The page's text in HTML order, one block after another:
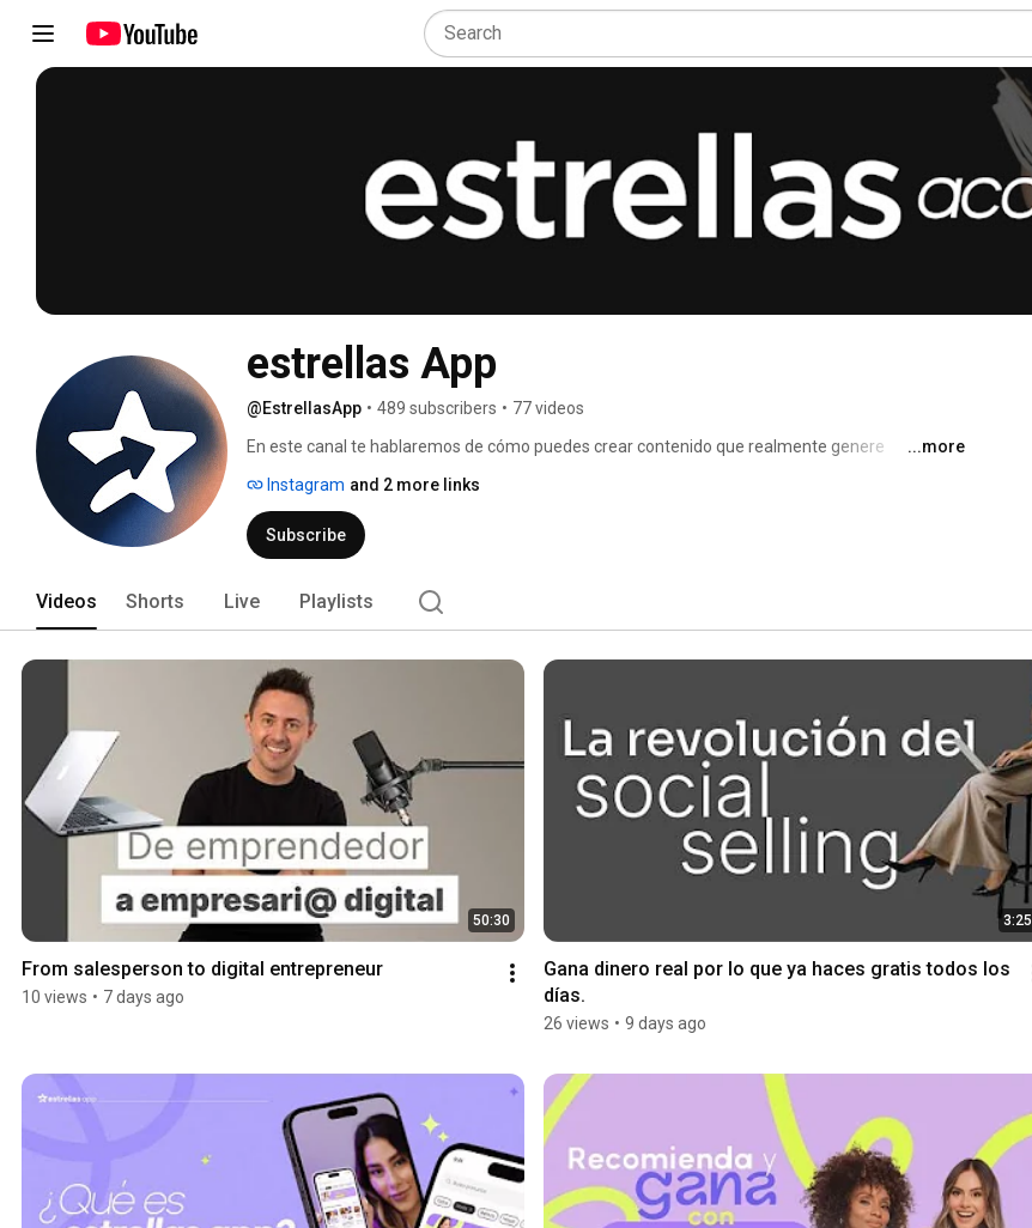
estrellas App
@EstrellasApp • 489 subscribers • 77 videos
En este canal te hablaremos de cómo puedes crear contenido que realmente genere
...more
Instagram and 2 more links
Subscribe
Videos Shorts Live Playlists
50:30
From salesperson to digital entrepreneur
10 views • 7 days ago
3:25
Gana dinero real por lo que ya haces gratis todos los
días.
26 views • 9 days ago